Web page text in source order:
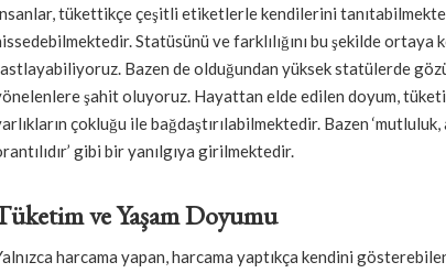
tükettikçe çeşitli etiketlerle kendilerini
Statüsünü ve farklılığını bu şekilde ortaya
Bazen de olduğundan yüksek statülerde
şahit oluyoruz. Hayattan elde edilen doyum,
çokluğu ile bağdaştırılabilmektedir. Bazen
gibi bir yanılgıya girilmektedir.
ve Yaşam Doyumu
harcama yapan, harcama yaptıkça kendini